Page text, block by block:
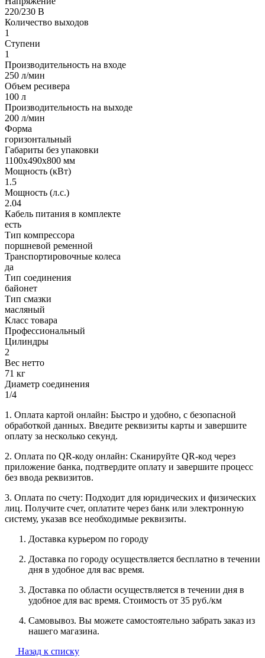
220/230 В
Количество выходов
1
Ступени
1
Производительность на входе
250 л/мин
Объем ресивера
100 л
Производительность на выходе
200 л/мин
Форма
горизонтальный
Габариты без упаковки
1100х490х800 мм
Мощность (кВт)
1.5
Мощность (л.с.)
2.04
Кабель питания в комплекте
есть
Тип компрессора
поршневой ременной
Транспортировочные колеса
да
Тип соединения
байонет
Тип смазки
масляный
Класс товара
Профессиональный
Цилиндры
2
Вес нетто
71 кг
Диаметр соединения
1/4
1. Оплата картой онлайн: Быстро и удобно, с безопасной
обработкой данных. Введите реквизиты карты и завершите
оплату за несколько секунд.
2. Оплата по QR-коду онлайн: Сканируйте QR-код через
приложение банка, подтвердите оплату и завершите процесс
без ввода реквизитов.
3. Оплата по счету: Подходит для юридических и физических
лиц. Получите счет, оплатите через банк или электронную
систему, указав все необходимые реквизиты.
Доставка курьером по городу
Доставка по городу осуществляется бесплатно в течении
дня в удобное для вас время.
Доставка по области осуществляется в течении дня в
удобное для вас время. Стоимость от 35 руб./км
Самовывоз. Вы можете самостоятельно забрать заказ из
нашего магазина.
Назад к списку